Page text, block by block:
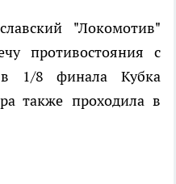
"Локомотив"
противостояния с
1/8 финала Кубка
также проходила в